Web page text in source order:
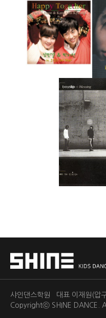
샤인댄스학원 대표 이재원(
Copyrightⓒ SHINE DANCE.